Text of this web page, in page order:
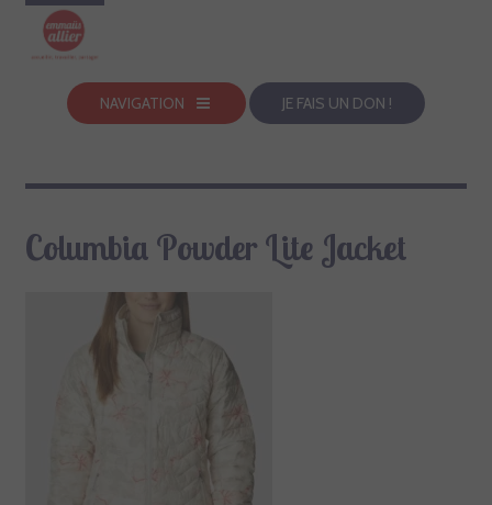
NAVIGATION JE FAIS UN DON !
Columbia Powder Lite Jacket